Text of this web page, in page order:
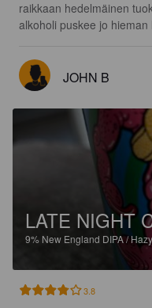
raikkaan hedelmäinen
alkoholi puskee jo
JOHN B
LATE NIGHT
9% New England DIPA /
3.8